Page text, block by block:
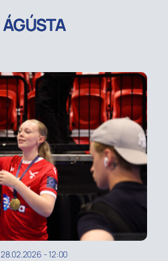
ÁGÚSTA
28.02.2026 -12:00